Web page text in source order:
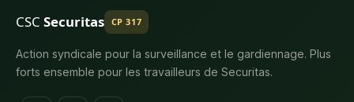
CSC Securitas CP 317
Action syndicale pour la surveillance et le gardiennage. Plus
forts ensemble pour les travailleurs de Securitas.